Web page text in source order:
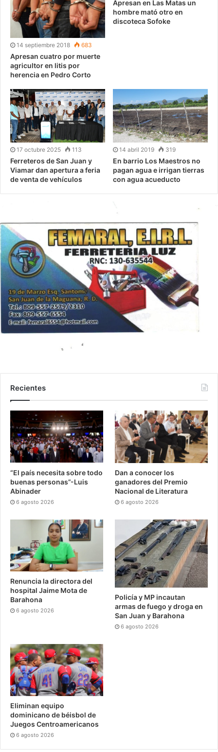
14 septiembre 2018 683
Apresan cuatro por muerte
agricultor en litis por
herencia en Pedro Corto
Apresan en Las Matas un
hombre mató otro en
discoteca Sofoke
17 octubre 2025 113
Ferreteros de San Juan y
Viamar dan apertura a feria
de venta de vehículos
14 abril 2019 319
En barrio Los Maestros no
pagan agua e irrigan tierras
con agua acueducto
Recientes
“El país necesita sobre todo
buenas personas”-Luis
Abinader
6 agosto 2026
Dan a conocer los
ganadores del Premio
Nacional de Literatura
6 agosto 2026
Renuncia la directora del
hospital Jaime Mota de
Barahona
6 agosto 2026
Policía y MP incautan
armas de fuego y droga en
San Juan y Barahona
6 agosto 2026
Eliminan equipo
dominicano de béisbol de
Juegos Centroamericanos
6 agosto 2026